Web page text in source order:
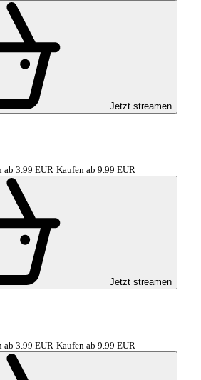
Jetzt streamen
ab 3.99 EUR Kaufen ab 9.99 EUR
Jetzt streamen
ab 3.99 EUR Kaufen ab 9.99 EUR